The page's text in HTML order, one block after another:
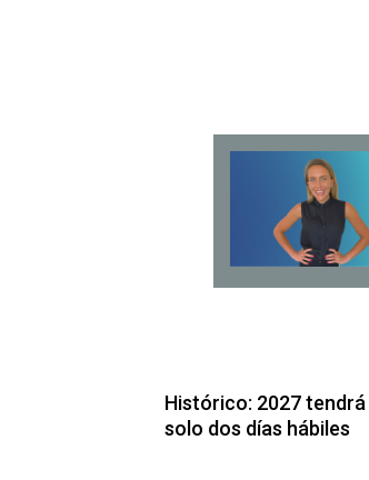
Histórico: 2027 tendrá
solo dos días hábiles